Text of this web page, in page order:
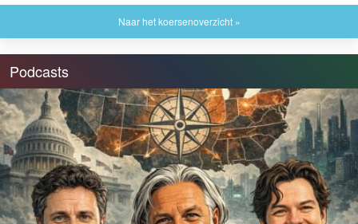
Naar het koersenoverzicht »
Podcasts